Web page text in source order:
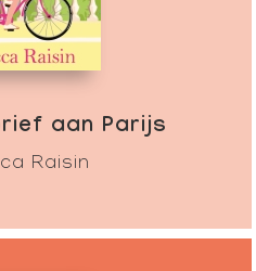
aan Parijs
Raisin